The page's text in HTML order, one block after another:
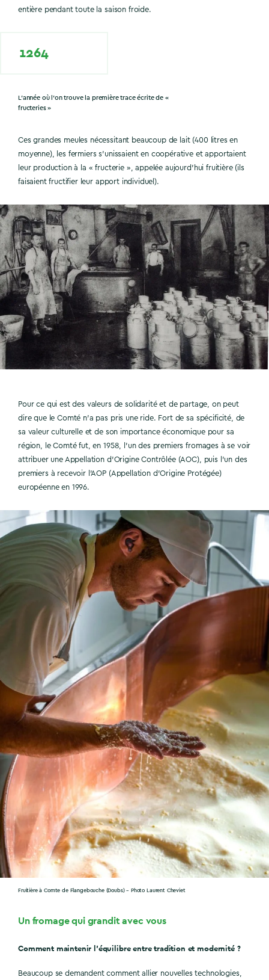
entière pendant toute la saison froide.
1264
L’année où l’on trouve la première trace écrite de «
fructeries »
Ces grandes meules nécessitant beaucoup de lait (400 litres en
moyenne), les fermiers s’unissaient en coopérative et apportaient
leur production à la « fructerie », appelée aujourd’hui fruitière (ils
faisaient fructifier leur apport individuel).
Pour ce qui est des valeurs de solidarité et de partage, on peut
dire que le Comté n’a pas pris une ride. Fort de sa spécificité, de
sa valeur culturelle et de son importance économique pour sa
région, le Comté fut, en 1958, l’un des premiers fromages à se voir
attribuer une Appellation d’Origine Contrôlée (AOC), puis l’un des
premiers à recevoir l’AOP (Appellation d’Origine Protégée)
européenne en 1996.
Fruitière à Comte de Flangebouche (Doubs) – Photo Laurent Cheviet
Un fromage qui grandit avec vous
Comment maintenir l’équilibre entre tradition et modernité ?
Beaucoup se demandent comment allier nouvelles technologies,